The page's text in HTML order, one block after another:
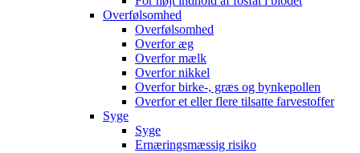
Overfølsomhed
Overfølsomhed
Overfor æg
Overfor mælk
Overfor nikkel
Overfor birke-, græs og bynkepollen
Overfor et eller flere tilsatte farvestoffer
Syge
Syge
Ernæringsmæssig risiko